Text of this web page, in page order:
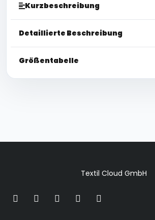
Kurzbeschreibung
Detaillierte Beschreibung
Größentabelle
Textil Cloud GmbH